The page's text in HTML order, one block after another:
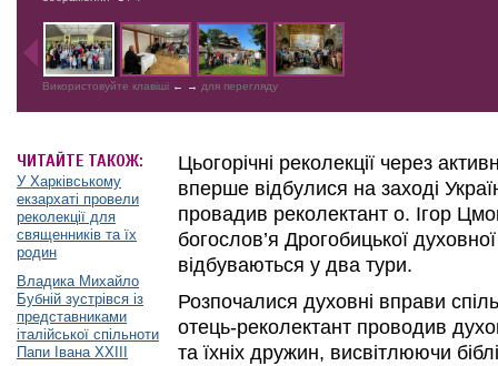
Використовуйте клавіші ← → для перегляду
ЧИТАЙТЕ ТАКОЖ:
У Харківському
екзархаті провели
реколекції для
священників та їх
родин
Владика Михайло
Бубній зустрівся із
представниками
італійської спільноти
Папи Івана ХХІІІ
Цьогорічні реколекції через
вперше відбулися на заході
провадив реколектант о. Ігор
богослов’я Дрогобицької духовної
відбуваються у два тури.
Розпочалися духовні вправи
отець-реколектант проводив
та їхніх дружин, висвітлюючи